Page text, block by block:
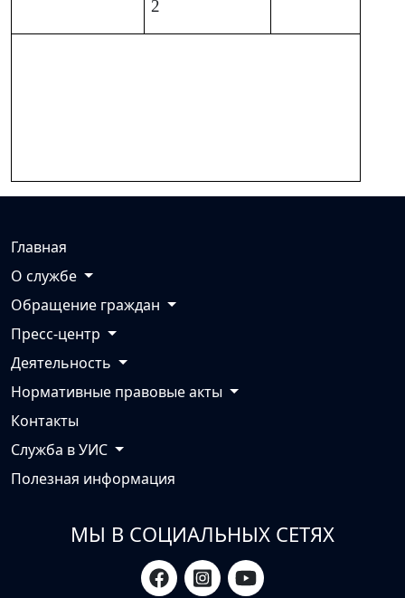
2
Главная
О службе
Обращение граждан
Пресс-центр
Деятельность
Нормативные правовые акты
Контакты
Служба в УИС
Полезная информация
МЫ В СОЦИАЛЬНЫХ СЕТЯХ